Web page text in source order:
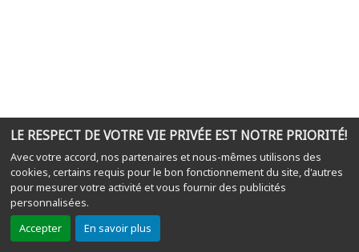
LE RESPECT DE VOTRE VIE PRIVÉE EST NOTRE PRIORITÉ!
Avec votre accord, nos partenaires et nous-mêmes utilisons des
cookies, certains requis pour le bon fonctionnement du site, d'autres
pour mesurer votre activité et vous fournir des publicités
personnalisées.
Accepter
En savoir plus